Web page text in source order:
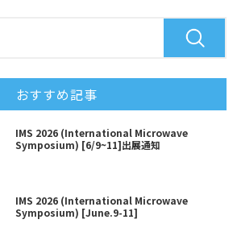
おすすめ記事
IMS 2026 (International Microwave
Symposium) [6/9~11]出展通知
IMS 2026 (International Microwave
Symposium) [June.9-11]